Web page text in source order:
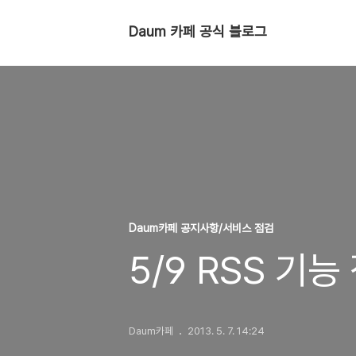
Daum 카페 공식 블로그
Daum카페 공지사항/서비스 점검
5/9 RSS 기능
Daum카페 2013. 5. 7. 14:24